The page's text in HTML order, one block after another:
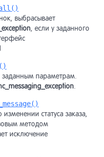
выбрасывает
, если у заданного
параметрам.
статуса заказа,
методом
исключение